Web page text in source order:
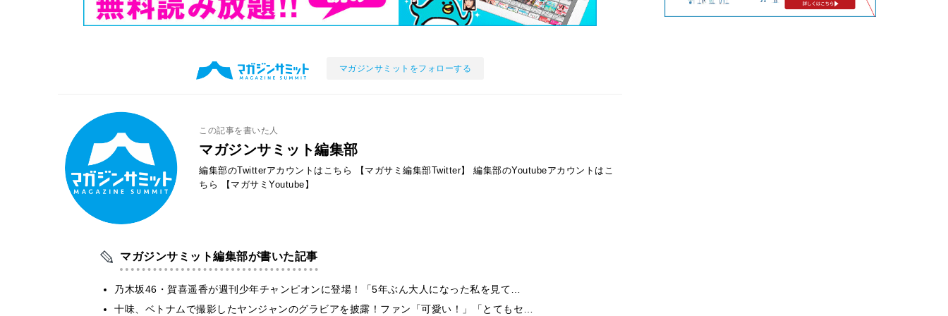
マガジンサミットをフォローする
この記事を書いた人
マガジンサミット編集部
編集部のTwitterアカウントはこちら 【マガサミ編集部Twitter】
編集部のYoutubeアカウントはこ
ちら
【マガサミYoutube】
マガジンサミット編集部が書いた記事
乃木坂46・賀喜遥香が週刊少年チャンピオンに登場！「5年ぶん大人になった私を見て…
十味、ベトナムで撮影したヤンジャンのグラビアを披露！ファン「可愛い！」「とてもセ…